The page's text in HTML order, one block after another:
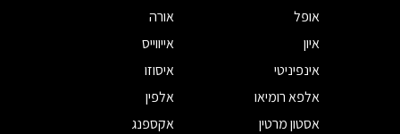
אופל
אורה
איון
אייווייס
אינפיניטי
איסוזו
אלפא רומיאו
אלפין
אסטון מרטין
אקספנג